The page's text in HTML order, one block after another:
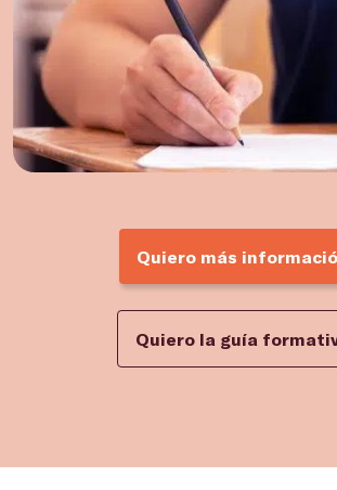
Quiero más
Quiero la guía